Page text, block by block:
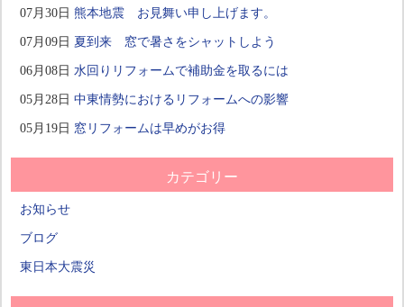
07月30日 熊本地震 お見舞い申し上げます。
07月09日 夏到来 窓で暑さをシャットしよう
06月08日 水回りリフォームで補助金を取るには
05月28日 中東情勢におけるリフォームへの影響
05月19日 窓リフォームは早めがお得
カテゴリー
お知らせ
ブログ
東日本大震災